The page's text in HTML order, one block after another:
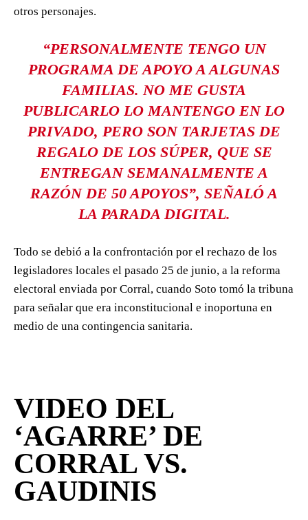
otros personajes.
“PERSONALMENTE TENGO UN
PROGRAMA DE APOYO A ALGUNAS
FAMILIAS. NO ME GUSTA
PUBLICARLO LO MANTENGO EN LO
PRIVADO, PERO SON TARJETAS DE
REGALO DE LOS SÚPER, QUE SE
ENTREGAN SEMANALMENTE A
RAZÓN DE 50 APOYOS”, SEÑALÓ A
LA PARADA DIGITAL.
Todo se debió a la confrontación por el rechazo de los
legisladores locales el pasado 25 de junio, a la reforma
electoral enviada por Corral, cuando Soto tomó la tribuna
para señalar que era inconstitucional e inoportuna en
medio de una contingencia sanitaria.
VIDEO DEL
‘AGARRE’ DE
CORRAL VS.
GAUDINIS